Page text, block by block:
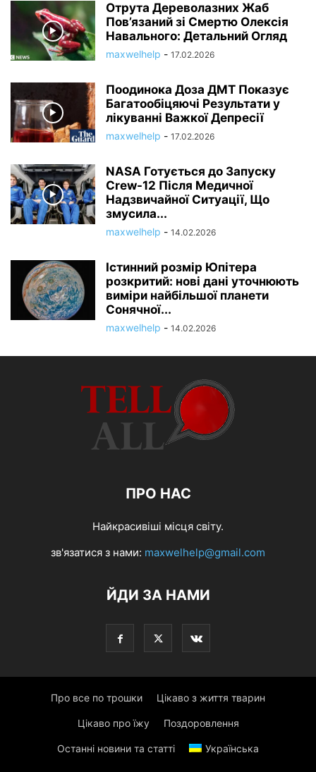
Отрута Дереволазних Жаб
Пов’язаний зі Смертю Олексія
Навального: Детальний Огляд
maxwelhelp - 17.02.2026
Поодинока Доза ДМТ Показує
Багатообіцяючі Результати у
лікуванні Важкої Депресії
maxwelhelp - 17.02.2026
NASA Готується до Запуску
Crew-12 Після Медичної
Надзвичайної Ситуації, Що
змусила...
maxwelhelp - 14.02.2026
Істинний розмір Юпітера
розкритий: нові дані уточнюють
виміри найбільшої планети
Сонячної...
maxwelhelp - 14.02.2026
ПРО НАС
Найкрасивіші місця світу.
зв'язатися з нами: maxwelhelp@gmail.com
ЙДИ ЗА НАМИ
Про все по трошки Цікаво з життя тварин
Цікаво про їжу Поздоровлення
Останні новини та статті Українська